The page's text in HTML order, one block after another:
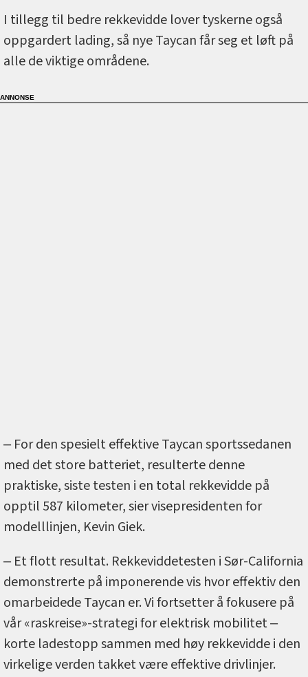
I tillegg til bedre rekkevidde lover tyskerne også
oppgardert lading, så nye Taycan får seg et løft på
alle de viktige områdene.
‒ For den spesielt effektive Taycan sportssedanen
med det store batteriet, resulterte denne
praktiske, siste testen i en total rekkevidde på
opptil 587 kilometer, sier visepresidenten for
modelllinjen, Kevin Giek.
‒ Et flott resultat. Rekkeviddetesten i Sør-California
demonstrerte på imponerende vis hvor effektiv den
omarbeidede Taycan er. Vi fortsetter å fokusere på
vår «raskreise»-strategi for elektrisk mobilitet ‒
korte ladestopp sammen med høy rekkevidde i den
virkelige verden takket være effektive drivlinjer.